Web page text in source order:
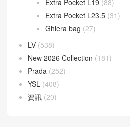
LOEWE(349)
Cubi 斜挎包(20)
Flamenco 手袋 (23)
Gate 手袋
Goya 手袋(14)
Hammock 手袋
Pebble 水桶手袋
Puzzle 手袋